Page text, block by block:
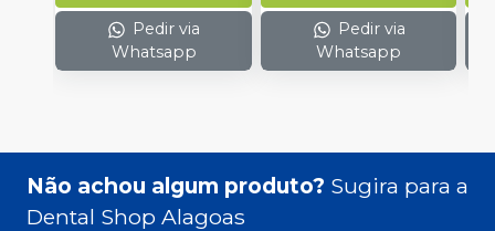
Pedir via
Whatsapp
Pedir via
Whatsapp
Não achou algum produto? Sugira para a
Dental Shop Alagoas